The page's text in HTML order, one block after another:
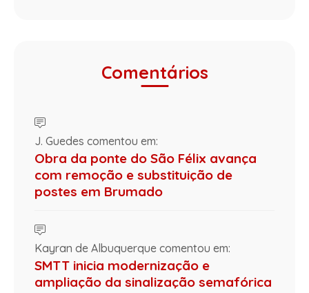
Comentários
J. Guedes comentou em:
Obra da ponte do São Félix avança
com remoção e substituição de
postes em Brumado
Kayran de Albuquerque comentou em:
SMTT inicia modernização e
ampliação da sinalização semafórica